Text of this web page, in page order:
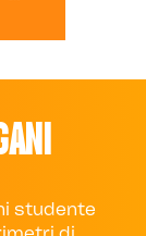
studente